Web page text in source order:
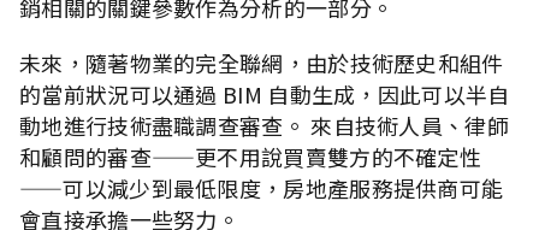
銷相關的關鍵參數作為分析的一部分。
未來，隨著物業的完全聯網，由於技術歷史和組件
的當前狀況可以通過 BIM 自動生成，因此可以半自
動地進行技術盡職調查審查。 來自技術人員、律師
和顧問的審查——更不用說買賣雙方的不確定性
——可以減少到最低限度，房地產服務提供商可能
會直接承擔一些努力。